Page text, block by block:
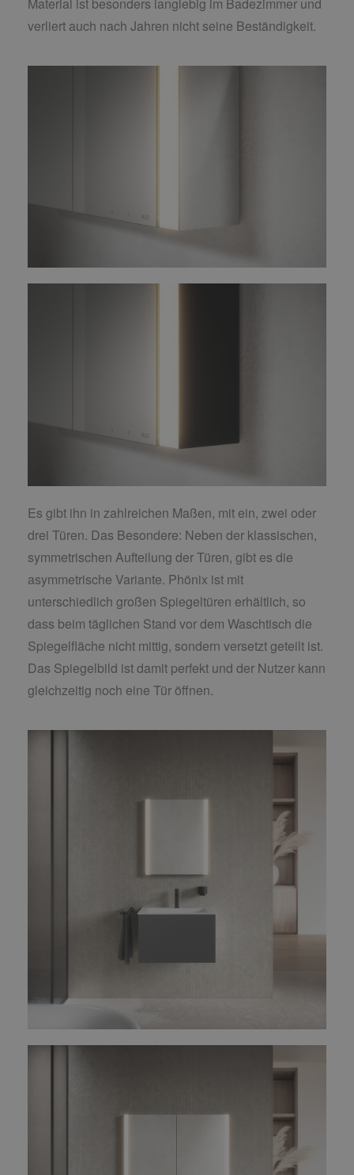
verliert auch nach Jahren nicht seine Beständigkeit.
Es gibt ihn in zahlreichen Maßen, mit ein, zwei oder
drei Türen. Das Besondere: Neben der klassischen,
symmetrischen Aufteilung der Türen, gibt es die
asymmetrische Variante. Phönix ist mit
unterschiedlich großen Spiegeltüren erhältlich, so
dass beim täglichen Stand vor dem Waschtisch die
Spiegelfläche nicht mittig, sondern versetzt geteilt ist.
Das Spiegelbild ist damit perfekt und der Nutzer kann
gleichzeitig noch eine Tür öffnen.